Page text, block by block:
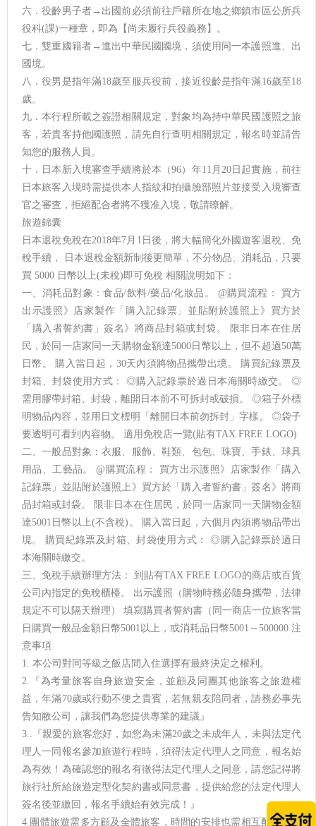
六．役齡男子者→出國前必須前往戶籍所在地之鄉鎮市區公所兵
役科(課)一種章，即為【尚未履行兵役義務】。
七．雙重國籍者→進出中華民國國境，須使用同一本護照進、出
國境。
八．役男是指年滿18歲至服兵役前，接近役齡是指年滿16歲至18
歲。
九．本行程所載之簽證相關規定，對象均為持中華民國護照之旅
客，若貴客持他國護照，請先自行查明相關規定，報名時並請告
知您的服務人員。
十．日本新入境審查手續將於本（96）年11月20日起實施，前往
日本旅客入境時需提供本人指紋和拍攝臉部照片並接受入境審查
官之審查，拒絕配合者將不獲准入境，敬請瞭解。
旅遊錦囊
日本退稅免稅在2018年7月1日後，將大幅簡化外國遊客退稅、免
稅手續， 日本退稅金額新制後更簡單，不分物品、消耗品，只要
買 5000 日幣以上(未稅)即可免稅 相關說明如下：
一、消耗品對象：食品/飲料/藥品/化妝品。 @購買流程： 買方
出示護照》店家製作「購入記錄票」並貼附於護照上》買方於
「購入者誓約書」簽名》將商品封箱或封袋。 限非日本在住居
民，於同一店家同一天購物金額達5000日幣以上，但不超過50萬
日幣。 購入當日起，30天內須將物品攜帶出境。 購買紀錄票及
封箱、封袋使用方式： ◎購入記錄票於過日本海關時繳交。 ◎
需用膠帶封箱、封袋，離開日本前不可拆封或破損。 ◎箱子外標
明物品內容，並用日文標明「離開日本前勿拆封」字樣。 ◎袋子
要透明可看到內容物。 適用免稅店一覽(貼有TAX FREE LOGO)
二、一般品對象：衣服、服飾、鞋類、包包、珠寶、手錶、球具
用品、工藝品。 @購買流程： 買方出示護照》店家製作「購入
記錄票」並貼附於護照上》買方於「購入者誓約書」簽名》將商
品封箱或封袋。 限非日本在住居民，於同一店家同一天購物金額
達5001日幣以上(不含稅)。 購入當日起，六個月內須將物品帶出
境。 購買紀錄票及封箱、封袋使用方式： ◎購入記錄票於過日
本海關時繳交。
三、免稅手續辦理方法： 到貼有TAX FREE LOGO的商店或百貨
公司內指定的免稅櫃檯。 出示護照（購物時務必隨身攜帶，法律
規定不可以隔天辦理） 填寫購買者誓約書（同一商店一位旅客當
日購買一般品金額日幣5001以上，或消耗品日幣5001～500000 注
意事項
1. 本公司對同等級之飯店間入住選擇有最終決定之權利。
2.『為考量旅客自身旅遊安全，並顧及同團其他旅客之旅遊權
益，年滿70歲或行動不便之貴賓，若無親友陪同者，請務必事先
告知敝公司，讓我們為您提供專業的建議』
3..『親愛的旅客您好，如您為未滿20歲之未成年人，未與法定代
理人一同報名參加旅遊行程時，須得法定代理人之同意，報名始
為有效！為確認您的報名有徵得法定代理人之同意，請您記得將
旅行社所給旅遊定型化契約書或同意書，提供給您的法定代理人
簽名後並繳回，報名手續始有效完成！』
4.團體旅遊需多方顧及全體旅客，時間的安排也需相互配合，故